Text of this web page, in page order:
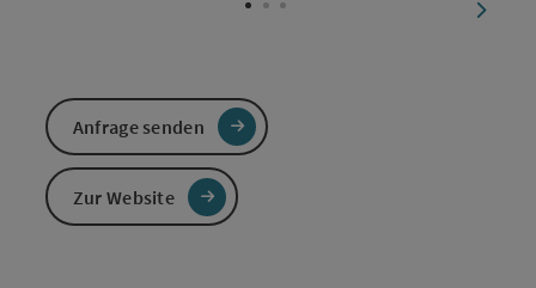
Anfrage senden
Zur Website